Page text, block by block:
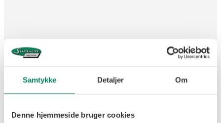
Samtykke Detaljer Om
Denne hjemmeside bruger cookies
Bomme